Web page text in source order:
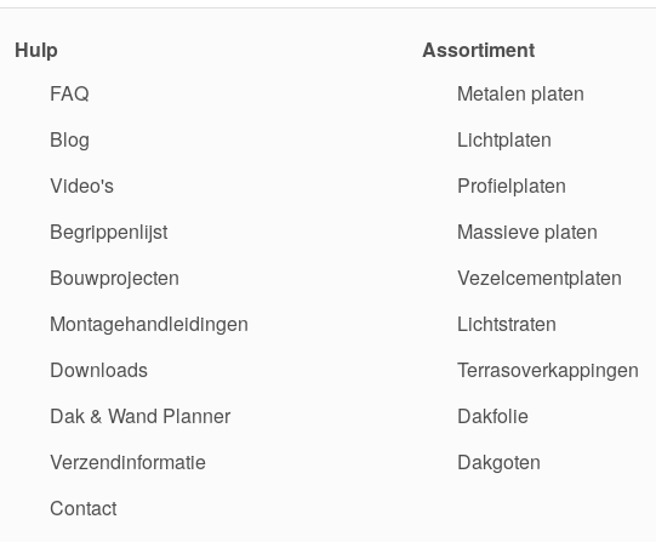
Hulp
FAQ
Blog
Video's
Begrippenlijst
Bouwprojecten
Montagehandleidingen
Downloads
Dak & Wand Planner
Verzendinformatie
Contact
Assortiment
Metalen platen
Lichtplaten
Profielplaten
Massieve platen
Vezelcementplaten
Lichtstraten
Terrasoverkappingen
Dakfolie
Dakgoten